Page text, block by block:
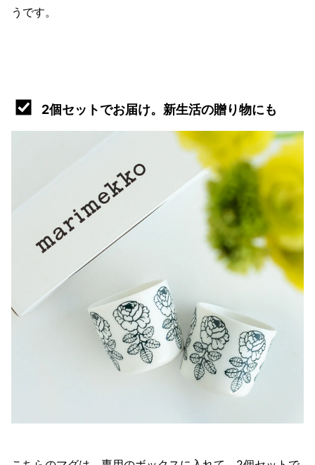
うです。
2個セットでお届け。新生活の贈り物にも